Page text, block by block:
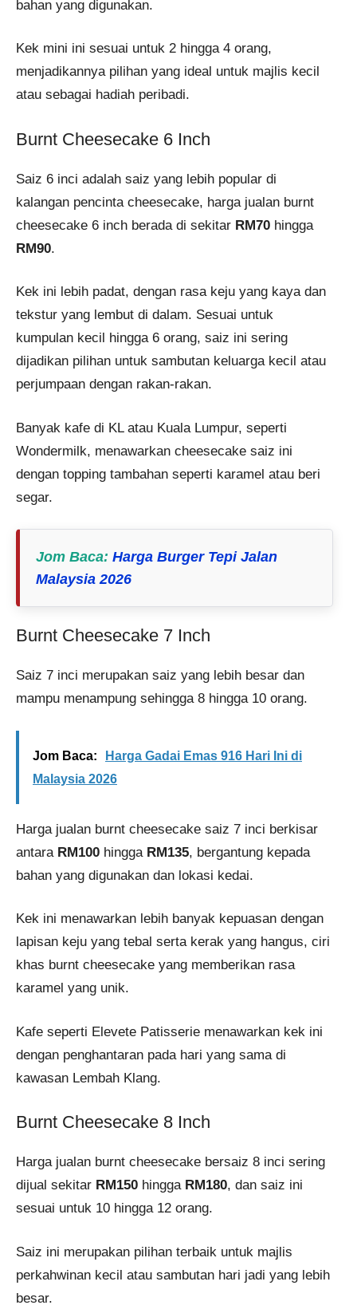
bahan yang digunakan.
Kek mini ini sesuai untuk 2 hingga 4 orang,
menjadikannya pilihan yang ideal untuk majlis kecil
atau sebagai hadiah peribadi.
Burnt Cheesecake 6 Inch
Saiz 6 inci adalah saiz yang lebih popular di
kalangan pencinta cheesecake, harga jualan burnt
cheesecake 6 inch berada di sekitar RM70 hingga
RM90.
Kek ini lebih padat, dengan rasa keju yang kaya dan
tekstur yang lembut di dalam. Sesuai untuk
kumpulan kecil hingga 6 orang, saiz ini sering
dijadikan pilihan untuk sambutan keluarga kecil atau
perjumpaan dengan rakan-rakan.
Banyak kafe di KL atau Kuala Lumpur, seperti
Wondermilk, menawarkan cheesecake saiz ini
dengan topping tambahan seperti karamel atau beri
segar​.
Jom Baca: Harga Burger Tepi Jalan
Malaysia 2026
Burnt Cheesecake 7 Inch
Saiz 7 inci merupakan saiz yang lebih besar dan
mampu menampung sehingga 8 hingga 10 orang.
Jom Baca:
Harga Gadai Emas 916 Hari Ini di
Malaysia 2026
Harga jualan burnt cheesecake saiz 7 inci berkisar
antara RM100 hingga RM135, bergantung kepada
bahan yang digunakan dan lokasi kedai.
Kek ini menawarkan lebih banyak kepuasan dengan
lapisan keju yang tebal serta kerak yang hangus, ciri
khas burnt cheesecake yang memberikan rasa
karamel yang unik.
Kafe seperti Elevete Patisserie menawarkan kek ini
dengan penghantaran pada hari yang sama di
kawasan Lembah Klang.
Burnt Cheesecake 8 Inch
Harga jualan burnt cheesecake bersaiz 8 inci sering
dijual sekitar RM150 hingga RM180, dan saiz ini
sesuai untuk 10 hingga 12 orang.
Saiz ini merupakan pilihan terbaik untuk majlis
perkahwinan kecil atau sambutan hari jadi yang lebih
besar.